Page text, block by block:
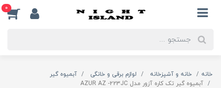
0
خانه خانه و آشپزخانه لوازم برقی و خانگی
آبمیوه گیر
آبمیوه گیر تک کاره آزور مدل AZUR AZ -223JC